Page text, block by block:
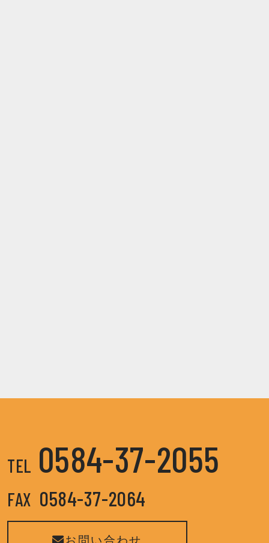
TEL 0584-37-2055
FAX 0584-37-2064
お問い合わせ